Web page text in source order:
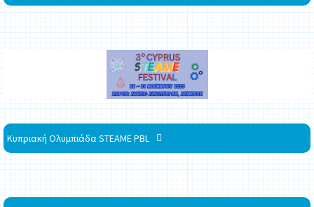
Κυπριακή Ολυμπιάδα STEAME PBL